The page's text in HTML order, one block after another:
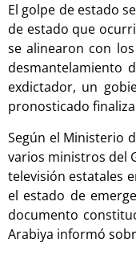
El golpe de estado
de estado que
se alinearon con
desmantelamiento
exdictador, un
pronosticado
Según el Ministerio
varios ministros del
televisión estatales
el estado de
documento
Arabiya informó